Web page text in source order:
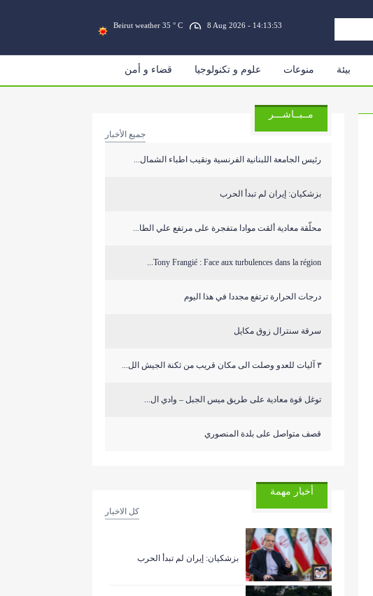
Beirut weather 35 ° C 8 Aug 2026 - 14:13:54
بيئة منوعات علوم و تكنولوجيا قضاء و أمن
مــبــاشـــر
جميع الأخبار
رئيس الجامعة اللبنانية الفرنسية ونقيب اطباء الشمال...
بزشكيان: إيران لم تبدأ الحرب
محلّقة معادية ألقت موادا متفجرة على مرتفع علي الطا...
Tony Frangié : Face aux turbulences dans la région...
درجات الحرارة ترتفع مجددا في هذا اليوم
سرقة سنترال زوق مكايل
٣ آليات للعدو وصلت الى مكان قريب من ثكنة الجيش الل...
توغل قوة معادية على طريق ميس الجبل – وادي ال...
قصف متواصل على بلدة المنصوري
أخبار مهمة
كل الاخبار
بزشكيان: إيران لم تبدأ الحرب